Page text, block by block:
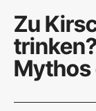
Zu
Mythos